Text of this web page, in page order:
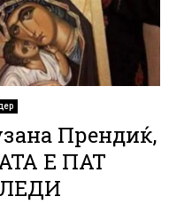
Прендиќ,
Е ПАТ